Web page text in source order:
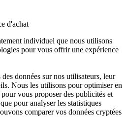
d'achat
individuel que nous utilisons
pour vous offrir une expérience
données sur nos utilisateurs, leur
Nous les utilisons pour optimiser en
vous proposer des publicités et
pour analyser les statistiques
comparer vos données cryptées